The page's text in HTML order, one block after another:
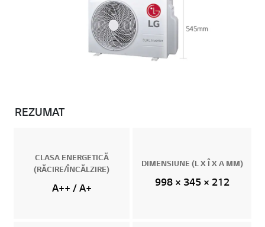
REZUMAT
CLASA ENERGETICĂ
(RĂCIRE/ÎNCĂLZIRE)
A++ / A+
DIMENSIUNE (L X Î X A MM)
998 × 345 × 212